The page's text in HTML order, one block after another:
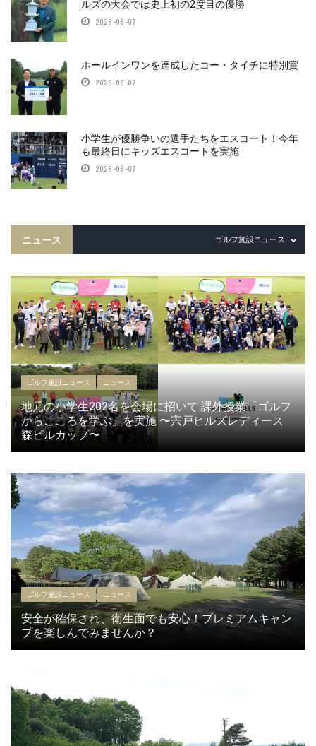
ルズの大会では史上初の2度目の優勝
2026-06-07
ホールインワンを達成したコー・タイチに特別賞
2026-06-07
小学生が優勝争いの選手たちをエスコート！今年
も最終日にキッズエスコートを実施
2026-06-07
ニュース ゴルフ施設ニュース
ゴルフ施設ニュース ニュース
地元の小学生202名を会場に招いて 課外授業「ゴルフ
からこころを学ぶ」を実施 〜宍戸ヒルズレディース
森ビルカップ〜
ゴルフ施設ニュース ニュース
安全が確保され、衛生面でも安心！プレミアムキャン
プを楽しんでみませんか？